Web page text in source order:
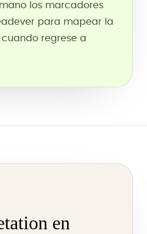
los marcadores
para mapear la
regrese a
en